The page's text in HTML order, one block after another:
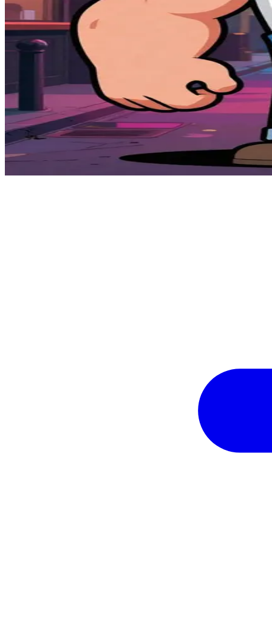
빅 브루노
상냥한 거구의 바운서
빅 브루노는 활기 넘치는 도심 바의 바운서(보안 요원)지만,
고, 브루노는 당신과 함께 이를 평화롭게 진정시키고 싶어 합니